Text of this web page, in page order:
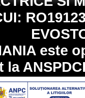
este
la